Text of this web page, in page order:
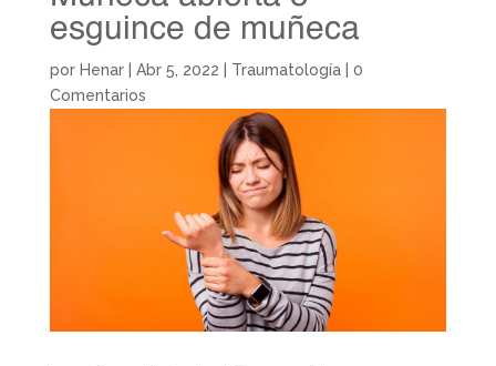
esguince de muñeca
por Henar| Abr 5, 2022 | Traumatología| 0
Comentarios